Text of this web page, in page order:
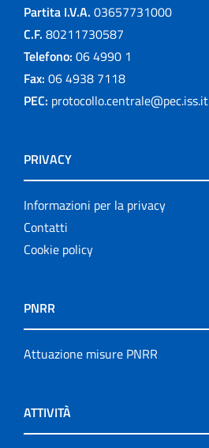
Partita I.V.A. 03657731000
C.F. 80211730587
Telefono: 06 4990 1
Fax: 06 4938 7118
PEC: protocollo.centrale@pec.iss.it
PRIVACY
Informazioni per la privacy
Contatti
Cookie policy
PNRR
Attuazione misure PNRR
ATTIVITÀ